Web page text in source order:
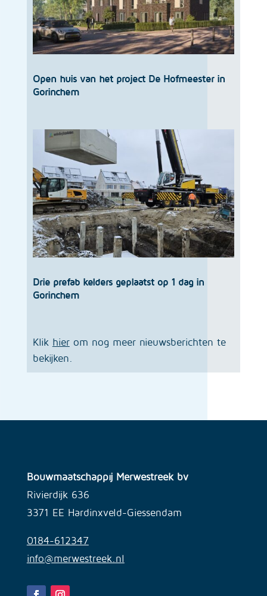
Open huis van het project De Hofmeester in
Gorinchem
Drie prefab kelders geplaatst op 1 dag in
Gorinchem
Klik hierom nog meer nieuwsberichten te
bekijken.
Bouwmaatschappij Merwestreek bv
Rivierdijk 636
3371 EE Hardinxveld-Giessendam
0184-612347
info@merwestreek.nl